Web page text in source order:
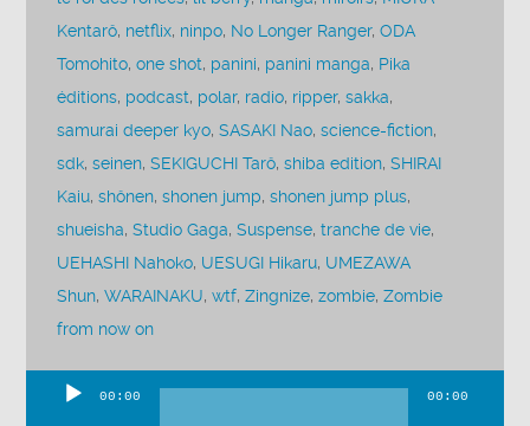
Kentarô, netflix, ninpo, No Longer Ranger,ODA
Tomohito,one shot, panini, panini manga, Pika
éditions, podcast, polar, radio, ripper,sakka,
samurai deeper kyo,SASAKI Nao,science-fiction,
sdk,seinen,SEKIGUCHI Tarô,shiba edition,SHIRAI
Kaiu,shônen,shonen jump,shonen jump plus,
shueisha,Studio Gaga,Suspense,tranche de vie,
UEHASHI Nahoko, UESUGI Hikaru, UMEZAWA
Shun,WARAINAKU,wtf,Zingnize,zombie,Zombie
from now on
00:00 00:00